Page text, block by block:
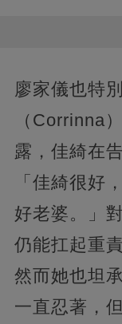
廖家儀也特
（Corrinna
露，佳綺在
「佳綺很好
好老婆。」
仍能扛起重
然而她也坦
一直忍著，